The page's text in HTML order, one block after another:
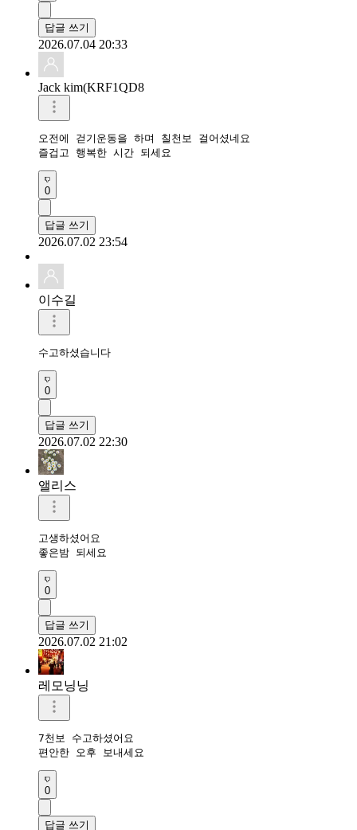
답글 쓰기
2026.07.04 20:33
Jack kim(KRF1QD8
오전에 걷기운동을 하며 칠천보 걸어셨네요
즐겁고 행복한 시간 되세요
0
답글 쓰기
2026.07.02 23:54
이수길
수고하셨습니다
0
답글 쓰기
2026.07.02 22:30
앨리스
고생하셨어요
좋은밤 되세요
0
답글 쓰기
2026.07.02 21:02
레모닝닝
7천보 수고하셨어요
편안한 오후 보내세요
0
답글 쓰기